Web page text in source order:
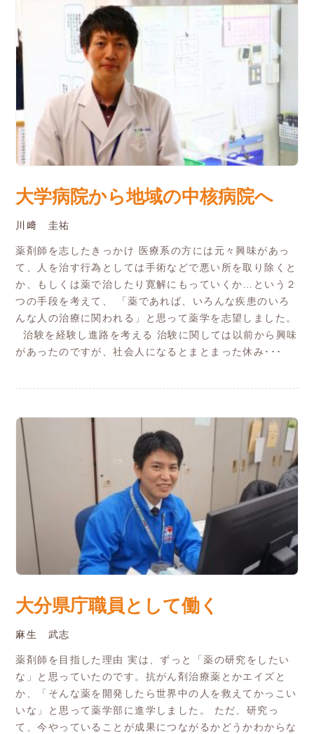
大学病院から地域の中核病院へ
川﨑 圭祐
薬剤師を志したきっかけ 医療系の方には元々興味があっ
て、人を治す行為としては手術などで悪い所を取り除くと
か、もしくは薬で治したり寛解にもっていくか…という２
つの手段を考えて、 「薬であれば、いろんな疾患のいろ
んな人の治療に関われる」と思って薬学を志望しました。
治験を経験し進路を考える 治験に関しては以前から興味
があったのですが、社会人になるとまとまった休み･･･
大分県庁職員として働く
麻生 武志
薬剤師を目指した理由 実は、ずっと「薬の研究をしたい
な」と思っていたのです。抗がん剤治療薬とかエイズと
か、「そんな薬を開発したら世界中の人を救えてかっこい
いな」と思って薬学部に進学しました。 ただ、研究っ
て、今やっていることが成果につながるかどうかわからな